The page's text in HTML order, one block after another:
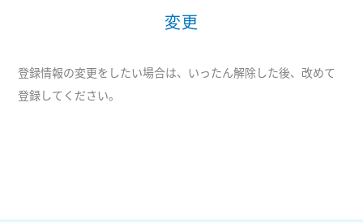
変更
登録情報の変更をしたい場合は、いったん解除した後、改めて
登録してください。